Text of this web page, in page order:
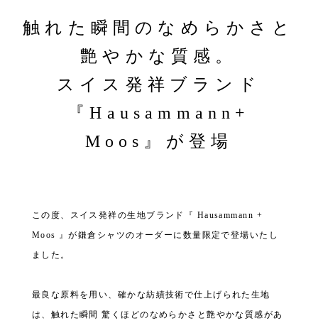
触れた瞬間のなめらかさと
艶やかな質感。
スイス発祥ブランド
『Hausammann+
Moos』が登場
この度、スイス発祥の生地ブランド『 Hausammann +
Moos 』が鎌倉シャツのオーダーに数量限定で登場いたし
ました。
最良な原料を用い、確かな紡績技術で仕上げられた生地
は、触れた瞬間 驚くほどのなめらかさと艶やかな質感があ